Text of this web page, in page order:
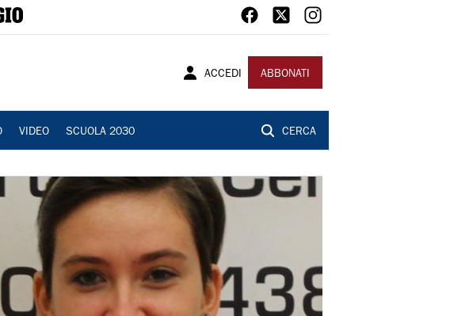
ACCEDI ABBONATI
VIDEO SCUOLA 2030 CERCA